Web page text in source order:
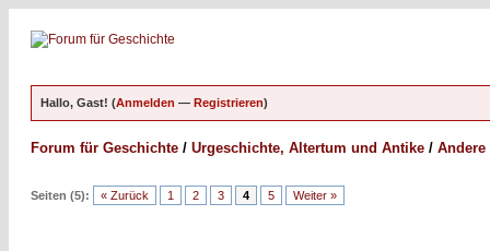
Hallo, Gast! (Anmelden — Registrieren)
Forum für Geschichte / Urgeschichte, Altertum und Antike /
Seiten (5): « Zurück 1 2 3 4 5 Weiter »